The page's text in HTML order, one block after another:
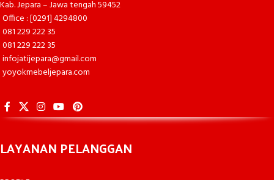
Kab. Jepara – Jawa tengah 59452
Office : [0291] 4294800
081 229 222 35
081 229 222 35
infojatijepara@gmail.com
yoyokmebeljepara.com
LAYANAN PELANGGAN